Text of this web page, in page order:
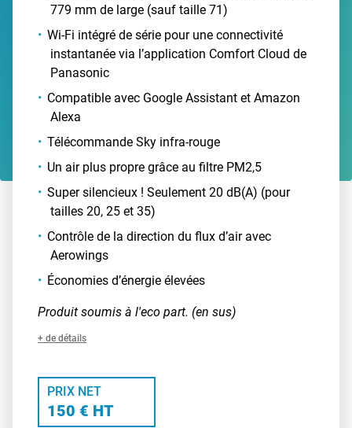
779 mm de large (sauf taille 71)
Wi-Fi intégré de série pour une connectivité
instantanée via l’application Comfort Cloud de
Panasonic
Compatible avec Google Assistant et Amazon
Alexa
Télécommande Sky infra-rouge
Un air plus propre grâce au filtre PM2,5
Super silencieux ! Seulement 20 dB(A) (pour
tailles 20, 25 et 35)
Contrôle de la direction du flux d’air avec
Aerowings
Économies d’énergie élevées
Produit soumis à l'eco part. (en sus)
+ de détails
PRIX NET
150 € HT